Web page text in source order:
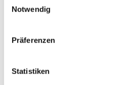
Notwendig
Präferenzen
Statistiken
den Bereichen Pädagogik,
und Sozialpsychiatrie. Unser